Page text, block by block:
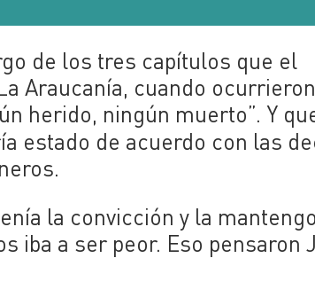
de los tres capítulos que el
Araucanía, cuando
herido, ningún muerto”. Y
estado de acuerdo con las
la convicción y la
iba a ser peor. Eso pensaron